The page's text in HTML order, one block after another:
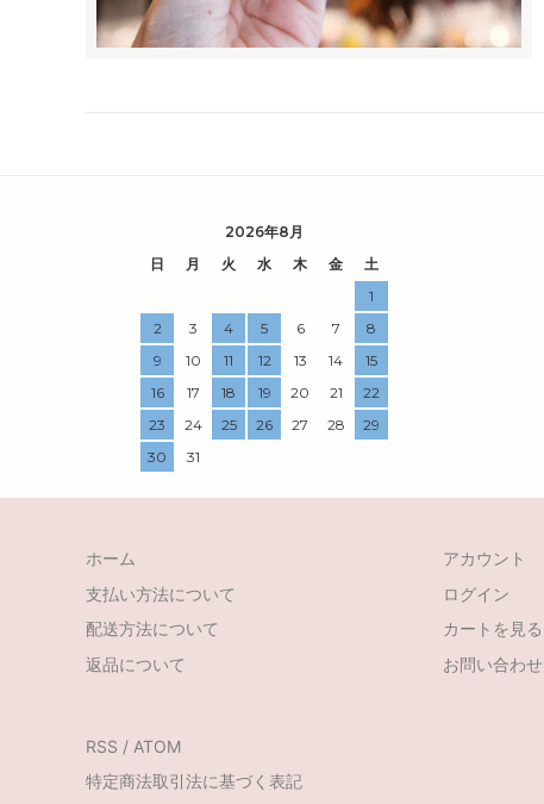
2026年8月
日
月 火 水 木 金
土
1
2
3 4 5 6 7
8
9
10 11 12 13 14
15
16
17 18 19 20 21
22
23
24 25 26 27 28
29
30
31
ホーム
支払い方法について
配送方法について
返品について
アカウント
ログイン
カートを見る
お問い合わせ
RSS / ATOM
特定商法取引法に基づく表記